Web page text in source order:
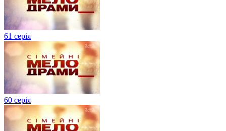
61 серія
60 серія